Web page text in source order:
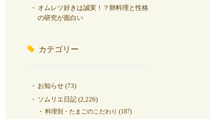
オムレツ好きは誠実！？卵料理と性格
の研究が面白い
カテゴリー
お知らせ (73)
ソムリエ日記 (2,226)
料理別・たまごのこだわり (187)